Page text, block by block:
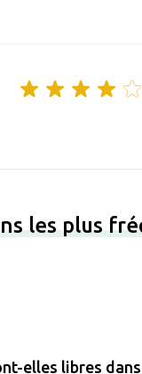
les plus
elles libres